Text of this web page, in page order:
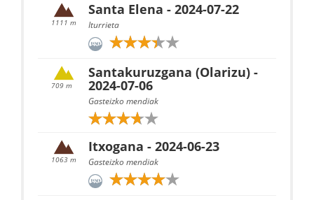
1111 m
Santa Elena - 2024-07-22
Iturrieta
709 m
Santakuruzgana (Olarizu) -
2024-07-06
Gasteizko mendiak
1063 m
Itxogana - 2024-06-23
Gasteizko mendiak